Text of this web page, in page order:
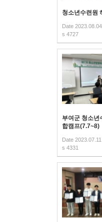
청소년수련원
Date 2023.08.04
s 4727
부여군 청소년
합캠프(7.7~8)
Date 2023.07.11
s 4331